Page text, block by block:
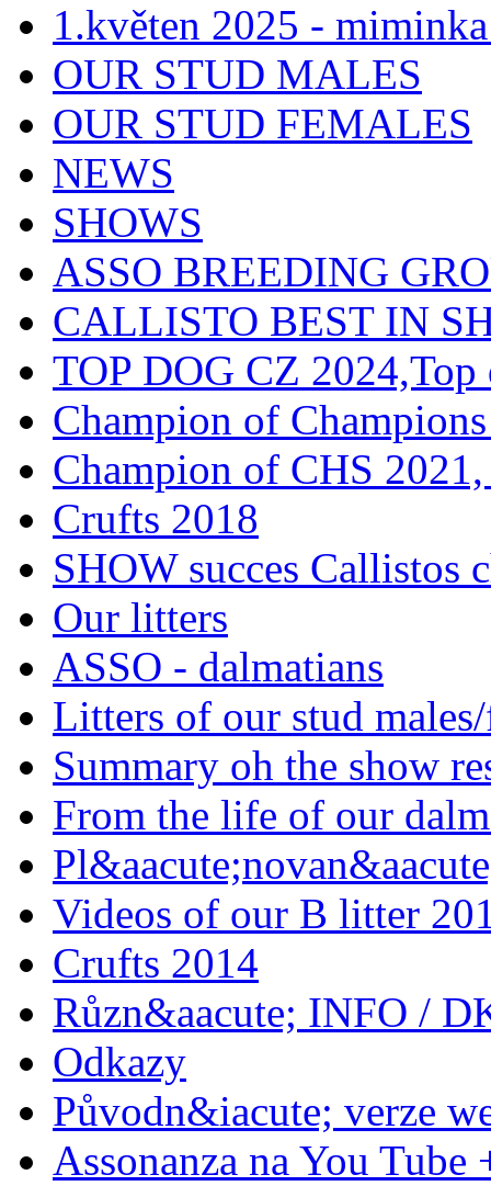
1.květen 2025 -
OUR STUD MALES
OUR STUD FEMALES
NEWS
SHOWS
ASSO BREEDING
CALLISTO BEST IN
TOP DOG CZ
Champion of
Champion of CHS
Crufts 2018
SHOW succes Callistos
Our litters
ASSO - dalmatians
Litters of our stud
Summary oh the show
From the life of our
Videos of our B litter
Crufts 2014
Různ&aacute; INFO /
Odkazy
Původn&iacute; verze
Assonanza na You Tube